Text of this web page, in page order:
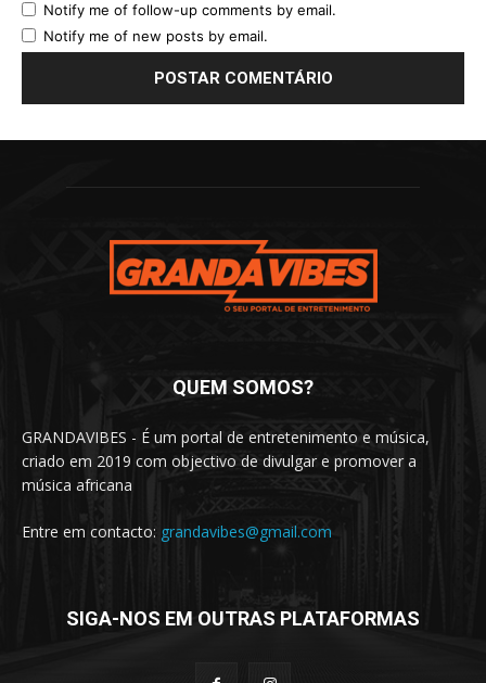
Notify me of follow-up comments by email.
Notify me of new posts by email.
QUEM SOMOS?
GRANDAVIBES - É um portal de entretenimento e música,
criado em 2019 com objectivo de divulgar e promover a
música africana
Entre em contacto: grandavibes@gmail.com
SIGA-NOS EM OUTRAS PLATAFORMAS